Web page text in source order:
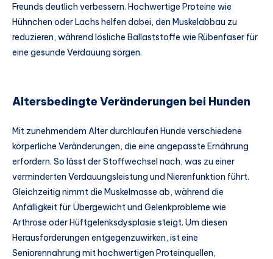
Freunds deutlich verbessern. Hochwertige Proteine wie
Hühnchen oder Lachs helfen dabei, den Muskelabbau zu
reduzieren, während lösliche Ballaststoffe wie Rübenfaser für
eine gesunde Verdauung sorgen.
Altersbedingte Veränderungen bei Hunden
Mit zunehmendem Alter durchlaufen Hunde verschiedene
körperliche Veränderungen, die eine angepasste Ernährung
erfordern. So lässt der Stoffwechsel nach, was zu einer
verminderten Verdauungsleistung und Nierenfunktion führt.
Gleichzeitig nimmt die Muskelmasse ab, während die
Anfälligkeit für Übergewicht und Gelenkprobleme wie
Arthrose oder Hüftgelenksdysplasie steigt. Um diesen
Herausforderungen entgegenzuwirken, ist eine
Seniorennahrung mit hochwertigen Proteinquellen,